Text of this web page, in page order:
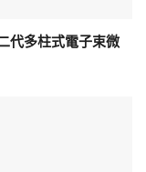
代多柱式電子束微